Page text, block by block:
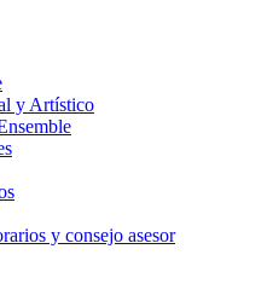
y Artístico
y consejo asesor